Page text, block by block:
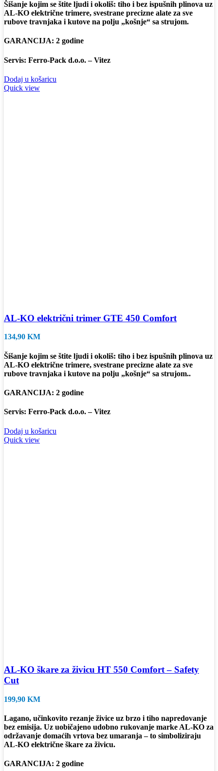
Šišanje kojim se štite ljudi i okoliš: tiho i bez ispušnih plinova uz
AL-KO električne trimere, svestrane precizne alate za sve
rubove travnjaka i kutove na polju „košnje“ sa strujom.
GARANCIJA: 2 godine
Servis: Ferro-Pack d.o.o. – Vitez
Dodaj u košaricu
Quick view
AL-KO električni trimer GTE 450 Comfort
134,90 KM
Šišanje kojim se štite ljudi i okoliš: tiho i bez ispušnih plinova uz
AL-KO električne trimere, svestrane precizne alate za sve
rubove travnjaka i kutove na polju „košnje“ sa strujom..
GARANCIJA: 2 godine
Servis: Ferro-Pack d.o.o. – Vitez
Dodaj u košaricu
Quick view
AL-KO škare za živicu HT 550 Comfort – Safety
Cut
199,90 KM
Lagano, učinkovito rezanje živice uz brzo i tiho napredovanje
bez emisija. Uz uobičajeno udobno rukovanje marke AL-KO za
održavanje domaćih vrtova bez umaranja – to simboliziraju
AL-KO električne škare za živicu.
GARANCIJA: 2 godine